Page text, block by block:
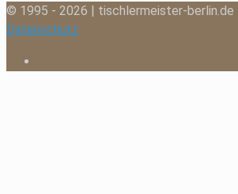
© 1995 - 2026 | tischlermeister-berlin.de |
Datenschutz